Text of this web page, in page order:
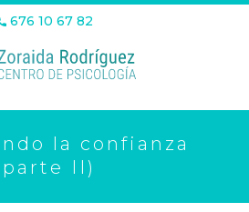
676 10 67 82
la confianza
II)